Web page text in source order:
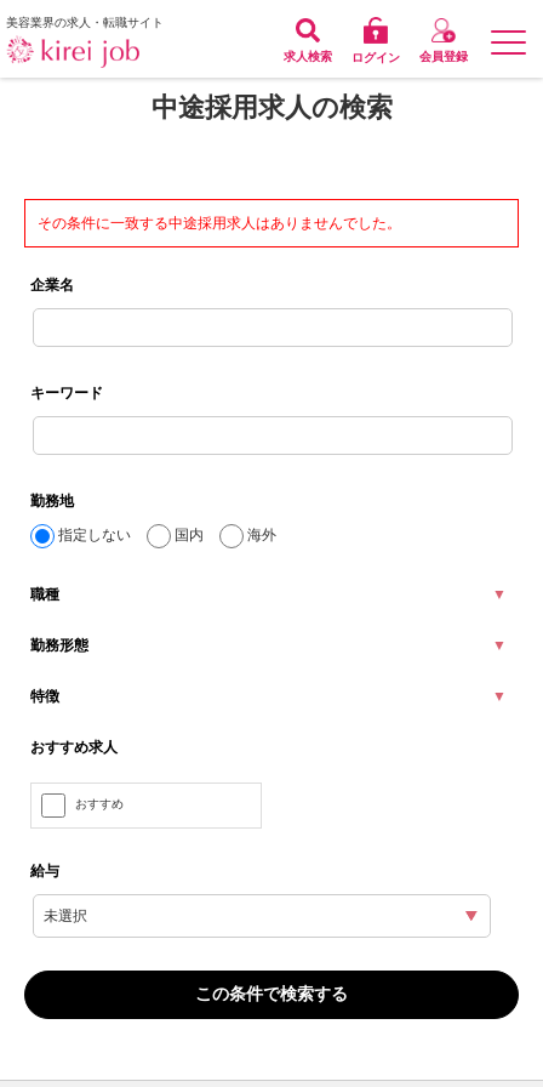
美容業界の求人・転職サイト
求人検索 ログイン 会員登録
中途採用求人の検索
その条件に一致する中途採用求人はありませんでした。
企業名
キーワード
勤務地
指定しない
国内 海外
職種
勤務形態
特徴
おすすめ求人
おすすめ
給与